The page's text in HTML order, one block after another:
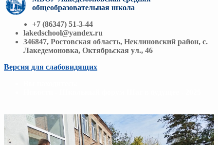
общеобразовательная школа
+7 (86347) 51-3-44
lakedschool@yandex.ru
346847, Ростовская область, Неклиновский район, с.
Лакедемоновка, Октябрьская ул., 46
Версия для слабовидящих